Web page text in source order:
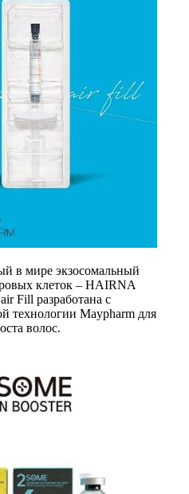
в мире экзосомальный
клеток – HAIRNA
Fill разработана с
технологии Maypharm для
волос.